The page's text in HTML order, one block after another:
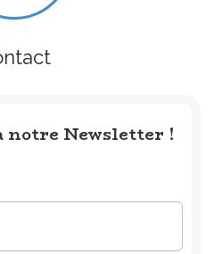
notre Newsletter !